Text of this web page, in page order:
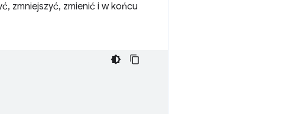
zmniejszyć, zmienić i w końcu